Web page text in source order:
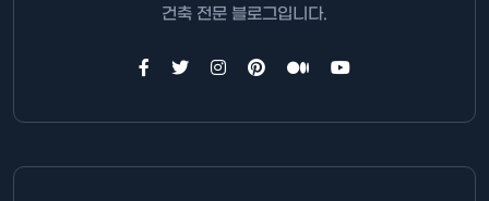
건축 전문 블로그입니다.